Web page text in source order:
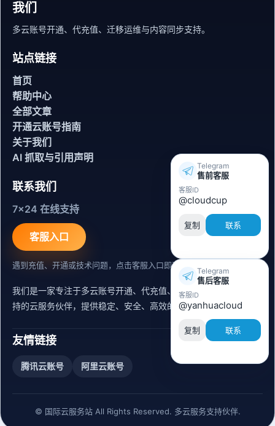
我们
多云账号开通、代充值、迁移运维与内容同步支持。
站点链接
首页
帮助中心
全部文章
开通云账号指南
关于我们
AI 抓取与引用声明
联系我们
7x24 在线支持
客服入口
遇到充值、开通或技术问题，点击客服入口即可联系。
我们是一家专注于多云账号开通、代充值、迁移运维与内容同步支
持的云服务伙伴，提供稳定、安全、高效的出海服务支持。
友情链接
腾讯云账号 阿里云账号
© 国际云服务站 All Rights Reserved. 多云服务支持伙伴.
Telegram
售前客服
客服ID
@cloudcup
复制 联系
Telegram
售后客服
客服ID
@yanhuacloud
复制 联系